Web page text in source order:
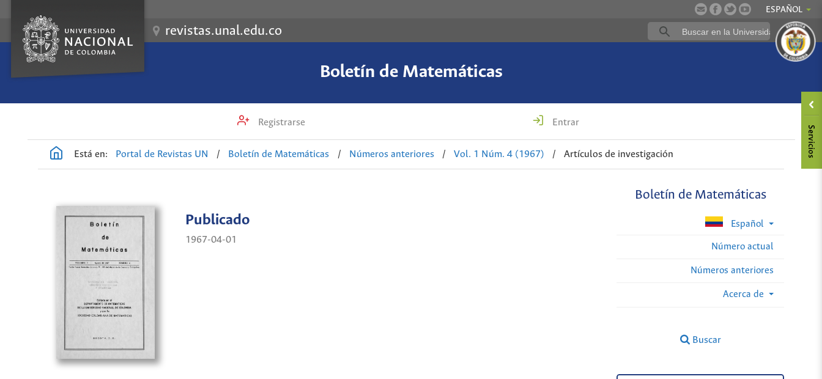
ESPAÑOL
revistas.unal.edu.co
Boletín de Matemáticas
Registrarse Entrar
Está en: Portal de Revistas UN / Boletín de Matemáticas / Números anteriores / Vol. 1 Núm. 4 (1967) / Artículos de investigación
Boletín de Matemáticas
Español
Número actual
Números anteriores
Acerca de
Buscar
Publicado
1967-04-01